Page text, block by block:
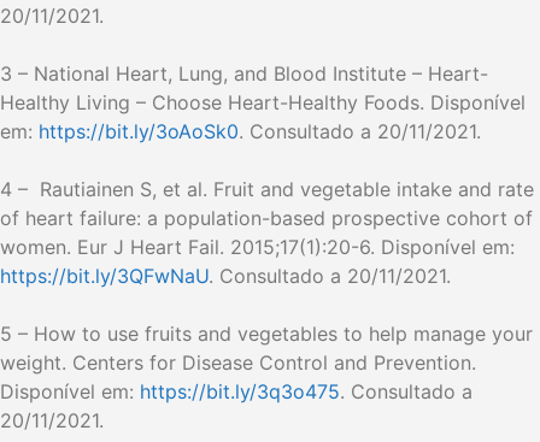
20/11/2021.
3 – National Heart, Lung, and Blood Institute – Heart-
Healthy Living – Choose Heart-Healthy Foods. Disponível
em: https://bit.ly/3oAoSk0. Consultado a 20/11/2021.
4 – Rautiainen S, et al. Fruit and vegetable intake and rate
of heart failure: a population-based prospective cohort of
women. Eur J Heart Fail. 2015;17(1):20-6. Disponível em:
https://bit.ly/3QFwNaU. Consultado a 20/11/2021.
5 – How to use fruits and vegetables to help manage your
weight. Centers for Disease Control and Prevention.
Disponível em: https://bit.ly/3q3o475. Consultado a
20/11/2021.